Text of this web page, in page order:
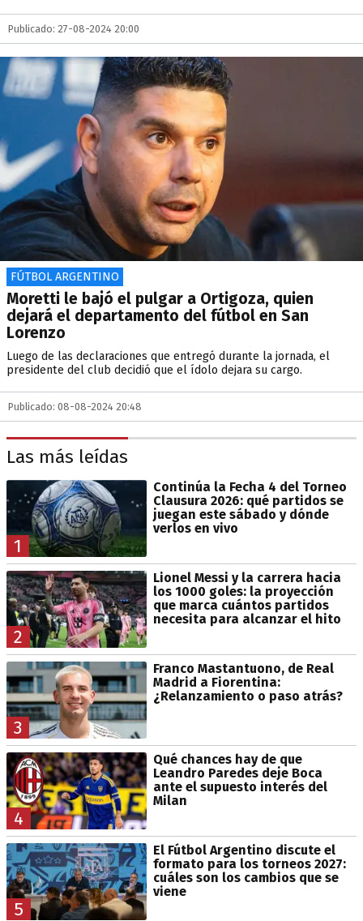
Publicado: 27-08-2024 20:00
FÚTBOL ARGENTINO
Moretti le bajó el pulgar a Ortigoza, quien
dejará el departamento del fútbol en San
Lorenzo
Luego de las declaraciones que entregó durante la jornada, el
presidente del club decidió que el ídolo dejara su cargo.
Publicado: 08-08-2024 20:48
Las más leídas
1
Continúa la Fecha 4 del Torneo
Clausura 2026: qué partidos se
juegan este sábado y dónde
verlos en vivo
2
Lionel Messi y la carrera hacia
los 1000 goles: la proyección
que marca cuántos partidos
necesita para alcanzar el hito
3
Franco Mastantuono, de Real
Madrid a Fiorentina:
¿Relanzamiento o paso atrás?
4
Qué chances hay de que
Leandro Paredes deje Boca
ante el supuesto interés del
Milan
5
El Fútbol Argentino discute el
formato para los torneos 2027:
cuáles son los cambios que se
viene